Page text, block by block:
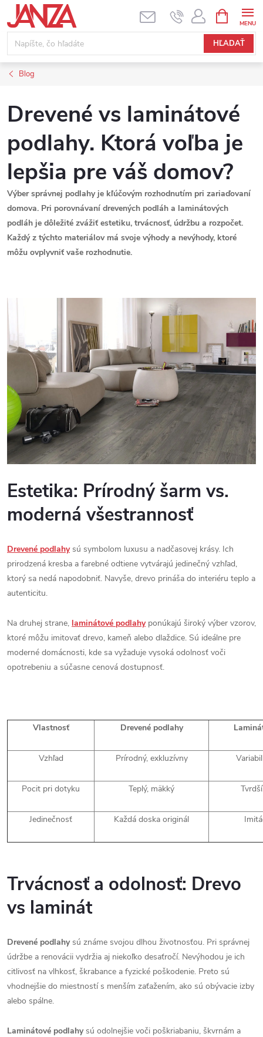
Prejsť na obsah
HĽADAŤ
Blog
Drevené vs laminátové
podlahy. Ktorá voľba je
lepšia pre váš domov?
Výber správnej podlahy je kľúčovým rozhodnutím pri zariaďovaní
domova. Pri porovnávaní drevených podláh a laminátových
podláh je dôležité zvážiť estetiku, trvácnosť, údržbu a rozpočet.
Každý z týchto materiálov má svoje výhody a nevýhody, ktoré
môžu ovplyvniť vaše rozhodnutie.
Estetika: Prírodný šarm vs.
moderná všestrannosť
Drevené podlahysú symbolom luxusu a nadčasovej krásy. Ich
prirodzená kresba a farebné odtiene vytvárajú jedinečný vzhľad,
ktorý sa nedá napodobniť. Navyše, drevo prináša do interiéru teplo a
autenticitu.
Na druhej strane, laminátové podlahyponúkajú široký výber vzorov,
ktoré môžu imitovať drevo, kameň alebo dlaždice. Sú ideálne pre
moderné domácnosti, kde sa vyžaduje vysoká odolnosť voči
opotrebeniu a súčasne cenová dostupnosť.
Vlastnosť Drevené podlahy
Vzhľad Prírodný, exkluzívny
Pocit pri dotyku Teplý, mäkký
Jedinečnosť Každá doska originál
Trvácnosť a odolnosť: Drevo
vs laminát
Drevené podlahysú známe svojou dlhou životnosťou. Pri správnej
údržbe a renovácii vydržia aj niekoľko desaťročí. Nevýhodou je ich
citlivosť na vlhkosť, škrabance a fyzické poškodenie. Preto sú
vhodnejšie do miestností s menším zaťažením, ako sú obývacie izby
alebo spálne.
Laminátové podlahysú odolnejšie voči poškriabaniu, škvrnám a